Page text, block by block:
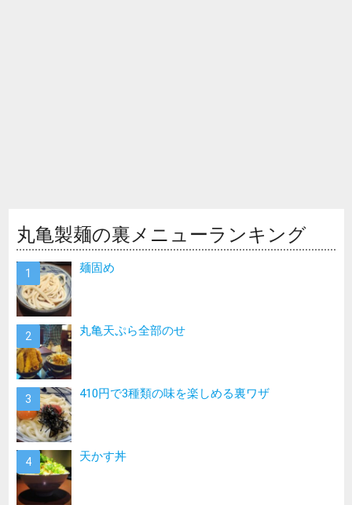
丸亀製麺の裏メニューランキング
麺固め
丸亀天ぷら全部のせ
410円で3種類の味を楽しめる裏ワザ
天かす丼